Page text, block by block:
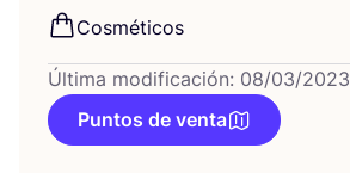
Cos­mé­ti­cos
Última modificación: 08/03/2023
Puntos de venta